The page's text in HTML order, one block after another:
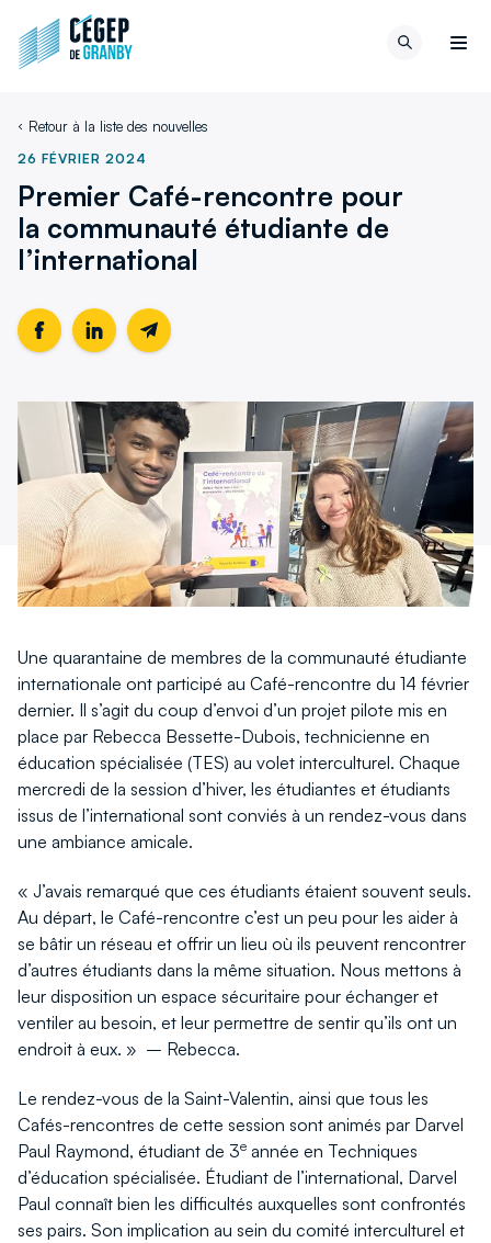
Aller au contenu
d'accueil
du
site
Retour à la liste des nouvelles
Premier Café-rencontre pour
la communauté étudiante de
l’international
26 FÉVRIER 2024
Partager
Facebook
Ce
dans
nouvelle
fenêtre
Partager
sur
LinkedIn
Ce
dans
une
nouvelle
fenêtre
Partager
par
email
Une quarantaine de membres de la communauté étudiante
internationale ont participé au Café-rencontre du 14 février
dernier. Il s’agit du coup d’envoi d’un projet pilote mis en
place par Rebecca Bessette-Dubois, technicienne en
éducation spécialisée (TES) au volet interculturel. Chaque
mercredi de la session d’hiver, les étudiantes et étudiants
issus de l’international sont conviés à un rendez-vous dans
une ambiance amicale.
« J’avais remarqué que ces étudiants étaient souvent seuls.
Au départ, le Café-rencontre c’est un peu pour les aider à
se bâtir un réseau et offrir un lieu où ils peuvent rencontrer
d’autres étudiants dans la même situation. Nous mettons à
leur disposition un espace sécuritaire pour échanger et
ventiler au besoin, et leur permettre de sentir qu’ils ont un
endroit à eux. » – Rebecca.
Le rendez-vous de la Saint-Valentin, ainsi que tous les
Cafés-rencontres de cette session sont animés par Darvel
Paul Raymond, étudiant de 3e année en Techniques
d’éducation spécialisée. Étudiant de l’international, Darvel
Paul connaît bien les difficultés auxquelles sont confrontés
ses pairs. Son implication au sein du comité interculturel et